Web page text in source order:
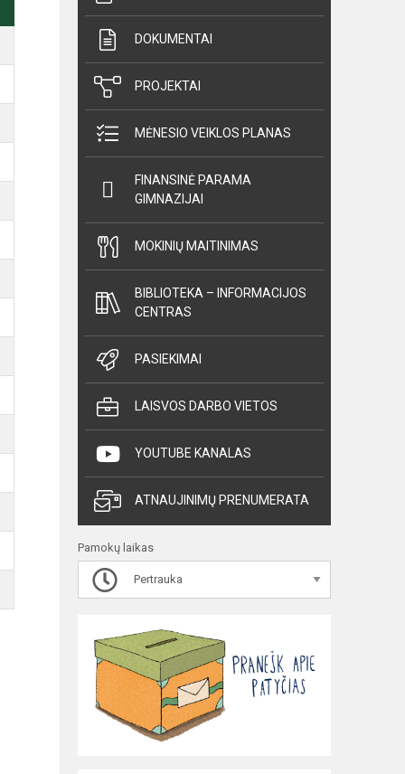
DOKUMENTAI
PROJEKTAI
MĖNESIO VEIKLOS PLANAS
FINANSINĖ PARAMA
GIMNAZIJAI
MOKINIŲ MAITINIMAS
BIBLIOTEKA – INFORMACIJOS
CENTRAS
PASIEKIMAI
LAISVOS DARBO VIETOS
YOUTUBE KANALAS
ATNAUJINIMŲ PRENUMERATA
Pamokų laikas
Pertrauka